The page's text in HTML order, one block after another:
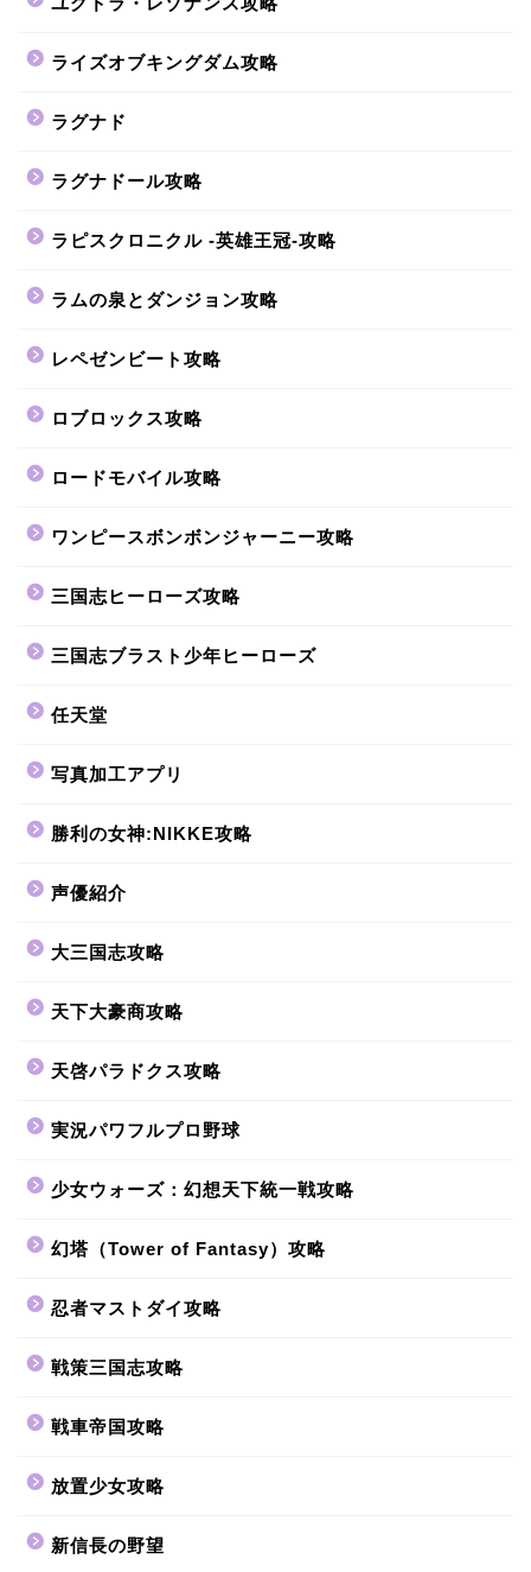
ライズオブキングダム攻略
ラグナド
ラグナドール攻略
ラピスクロニクル -英雄王冠-攻略
ラムの泉とダンジョン攻略
レペゼンビート攻略
ロブロックス攻略
ロードモバイル攻略
ワンピースボンボンジャーニー攻略
三国志ヒーローズ攻略
三国志ブラスト少年ヒーローズ
任天堂
写真加工アプリ
勝利の女神:NIKKE攻略
声優紹介
大三国志攻略
天下大豪商攻略
天啓パラドクス攻略
実況パワフルプロ野球
少女ウォーズ：幻想天下統一戦攻略
幻塔（Tower of Fantasy）攻略
忍者マストダイ攻略
戦策三国志攻略
戦車帝国攻略
放置少女攻略
新信長の野望